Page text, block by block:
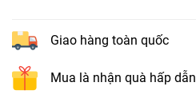
Giao hàng toàn quốc
Mua là nhận quà hấp dẫn